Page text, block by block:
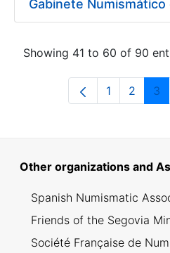
Showing 41 to 60 of 90
Page
1 Page
2 3
Other organizations and
Spanish Numismatic
Friends of the Segovia
Société Française de